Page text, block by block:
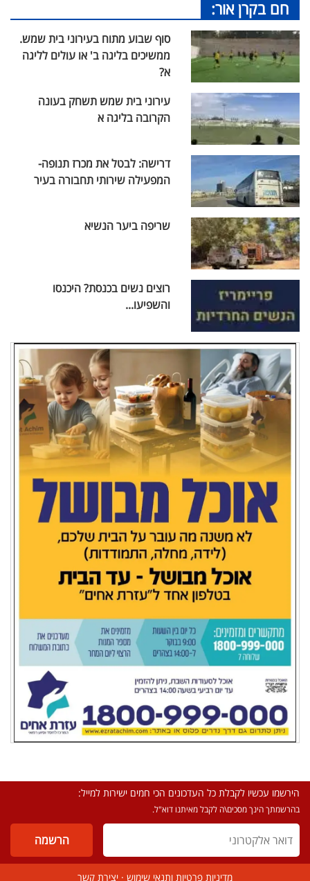
חם בקרן אור:
סוף שבוע מתוח בעירוני בית שמש.
ממשיכים בליגה ב' או עולים לליגה
א?
עירוני בית שמש תשחק בעונה
הקרובה בליגה א
דרישה: לבטל את מכרז תנופה-
המפעילה שירותי תחבורה בעיר
שריפה ביער הנשיא
רוצים נשים בכנסת? היכנסו
והשפיעו...
הירשמו עכשיו לקבלת כל העדכונים הכי חמים ישירות למייל:
בהרשמתך הינך מסכים\ה לקבל מאיתנו דוא"ל.
מדיניות פרטיות ותנאי שימוש · יצירת קשר